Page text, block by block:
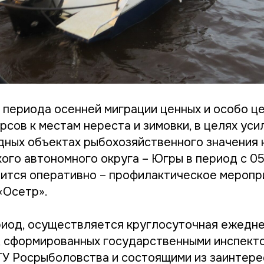
осенней миграции ценных и особо
к местам нереста и зимовки, в целях
объектах рыбохозяйственного значения
автономного округа – Югры в период с 05
оперативно – профилактическое
осуществляется круглосуточная
сформированных государственными
Росрыболовства и состоящими из